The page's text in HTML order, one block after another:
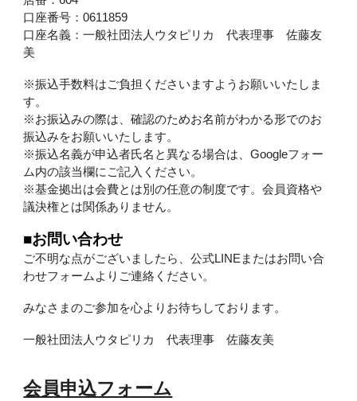
口座番号：0611859
口座名義：一般社団法人ウタピリカ 代表理事 佐藤友
美
※振込手数料はご負担くださいますようお願いいたしま
す。
※お振込みの際は、確認のためお名前がわかる形でのお
振込みをお願いいたします。
※振込名義が申込者氏名と異なる場合は、Googleフォー
ム内の該当欄にご記入ください。
※基金拠出は会費とは別の任意の制度です。会員資格や
議決権とは関係ありません。
■お問い合わせ
ご不明な点がございましたら、公式LINEまたはお問い合
わせフォームよりご連絡ください。
みなさまのご参加を心よりお待ちしております。
一般社団法人ウタピリカ 代表理事 佐藤友美
会員申込フォーム